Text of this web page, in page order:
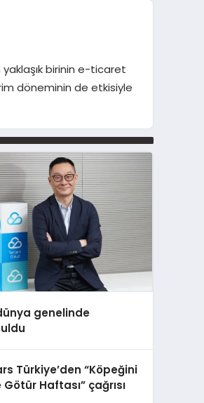
yaklaşık birinin e-ticaret
döneminin de etkisiyle
genelinde
Türkiye’den “Köpeğini
Götür Haftası” çağrısı